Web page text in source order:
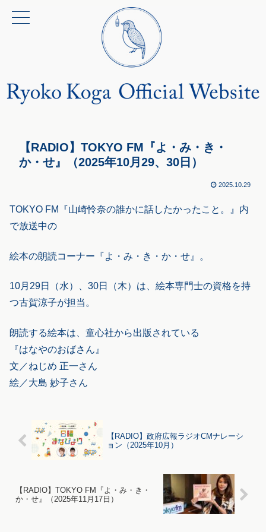
【RADIO】TOKYO FM『よ・み・き・
か・せ』（2025年10月29、30日）
2025.10.29
TOKYO FM『山崎怜奈の誰かに話したかったこと。』内
で放送中の
絵本の朗読コーナー『よ・み・き・か・せ』。
10月29日（水）、30日（木）は、絵本専門士の資格を持
つ古賀涼子が担当。
朗読する絵本は、童心社から出版されている
『はなやのおばさん』
文／ねじめ 正一さん
絵／大島 妙子さん
【RADIO】政府広報ラジオCMナレーシ
ョン（2025年10月）
【RADIO】TOKYO FM『よ・み・き・
か・せ』（2025年11月17日）